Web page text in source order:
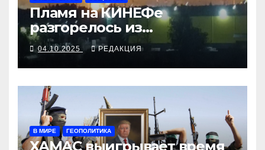
Пламя на КИНЕФе
разгорелось из
повстанческой «Чёрной
искры»
04.10.2025 РЕДАКЦИЯ
В МИРЕ ГЕОПОЛИТИКА
ХАМАС выигрывает время